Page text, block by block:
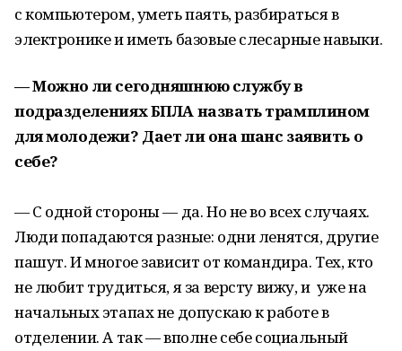
с компьютером, уметь паять, разбираться в
электронике и иметь базовые слесарные навыки.
— Можно ли сегодняшнюю службу в
подразделениях БПЛА назвать трамплином
для молодежи? Дает ли она шанс заявить о
себе?
— С одной стороны — да. Но не во всех случаях.
Люди попадаются разные: одни ленятся, другие
пашут. И многое зависит от командира. Тех, кто
не любит трудиться, я за версту вижу, и уже на
начальных этапах не допускаю к работе в
отделении. А так — вполне себе социальный